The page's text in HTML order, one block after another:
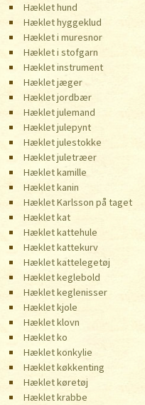
Hæklet hund
Hæklet hyggeklud
Hæklet i muresnor
Hæklet i stofgarn
Hæklet instrument
Hæklet jæger
Hæklet jordbær
Hæklet julemand
Hæklet julepynt
Hæklet julestokke
Hæklet juletræer
Hæklet kamille
Hæklet kanin
Hæklet Karlsson på taget
Hæklet kat
Hæklet kattehule
Hæklet kattekurv
Hæklet kattelegetøj
Hæklet keglebold
Hæklet keglenisser
Hæklet kjole
Hæklet klovn
Hæklet ko
Hæklet konkylie
Hæklet køkkenting
Hæklet køretøj
Hæklet krabbe